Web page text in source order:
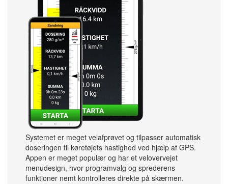
Systemet er meget velafprøvet og tilpasser automatisk
doseringen til køretøjets hastighed ved hjælp af GPS.
Appen er meget populær og har et velovervejet
menudesign, hvor programvalg og sprederens
funktioner nemt kontrolleres direkte på skærmen.